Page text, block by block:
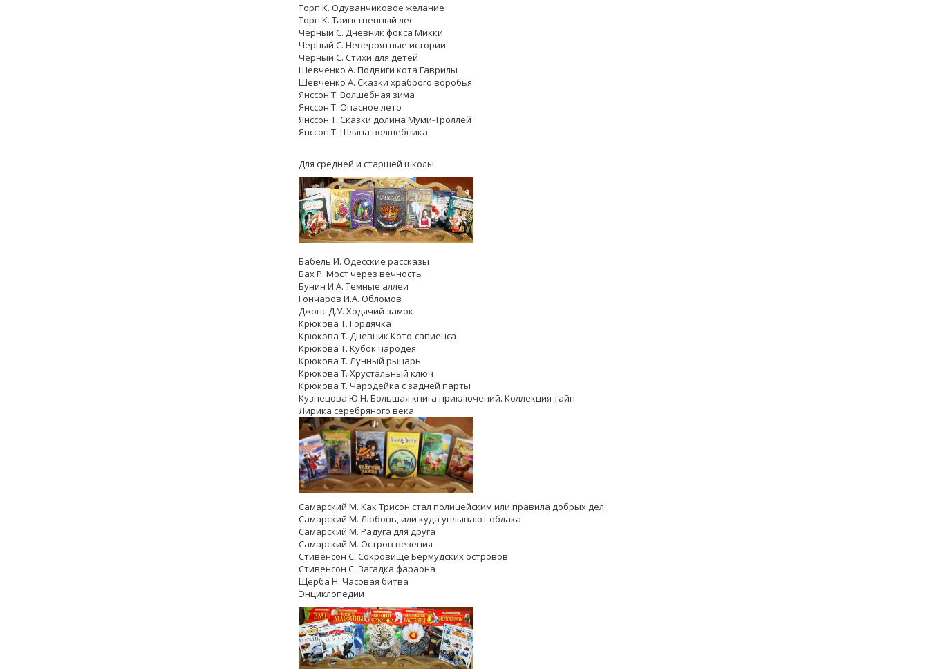
Торп К. Одуванчиковое желание
Торп К. Таинственный лес
Черный С. Дневник фокса Микки
Черный С. Невероятные истории
Черный С. Стихи для детей
Шевченко А. Подвиги кота Гаврилы
Шевченко А. Сказки храброго воробья
Янссон Т. Волшебная зима
Янссон Т. Опасное лето
Янссон Т. Сказки долина Муми-Троллей
Янссон Т. Шляпа волшебника
Для средней и старшей школы
Бабель И. Одесские рассказы
Бах Р. Мост через вечность
Бунин И.А. Темные аллеи
Гончаров И.А. Обломов
Джонс Д.У. Ходячий замок
Крюкова Т. Гордячка
Крюкова Т. Дневник Кото-сапиенса
Крюкова Т. Кубок чародея
Крюкова Т. Лунный рыцарь
Крюкова Т. Хрустальный ключ
Крюкова Т. Чародейка с задней парты
Кузнецова Ю.Н. Большая книга приключений. Коллекция тайн
Лирика серебряного века
Самарский М. Как Трисон стал полицейским или правила добрых дел
Самарский М. Любовь, или куда уплывают облака
Самарский М. Радуга для друга
Самарский М. Остров везения
Стивенсон С. Сокровище Бермудских островов
Стивенсон С. Загадка фараона
Щерба Н. Часовая битва
Энциклопедии